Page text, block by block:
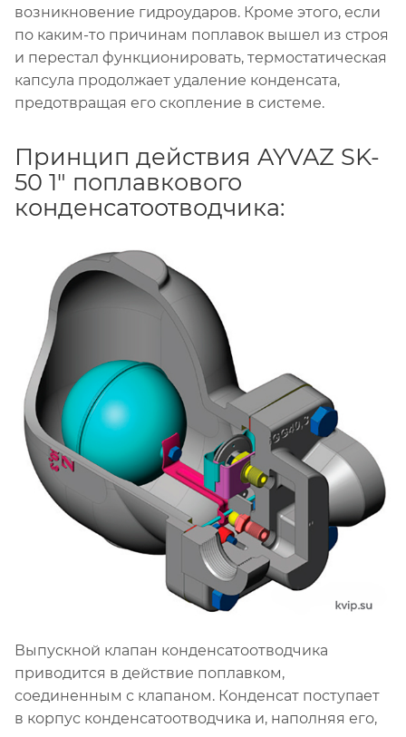
возникновение гидроударов. Кроме этого, если
по каким-то причинам поплавок вышел из строя
и перестал функционировать, термостатическая
капсула продолжает удаление конденсата,
предотвращая его скопление в системе.
Принцип действия AYVAZ SK-
50 1" поплавкового
конденсатоотводчика:
Выпускной клапан конденсатоотводчика
приводится в действие поплавком,
соединенным с клапаном. Конденсат поступает
в корпус конденсатоотводчика и, наполняя его,